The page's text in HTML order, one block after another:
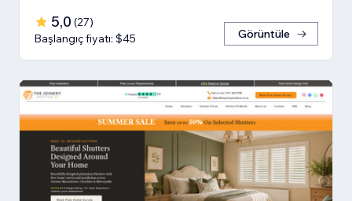
5,0 (27)
Başlangıç fiyatı: $45
Görüntüle